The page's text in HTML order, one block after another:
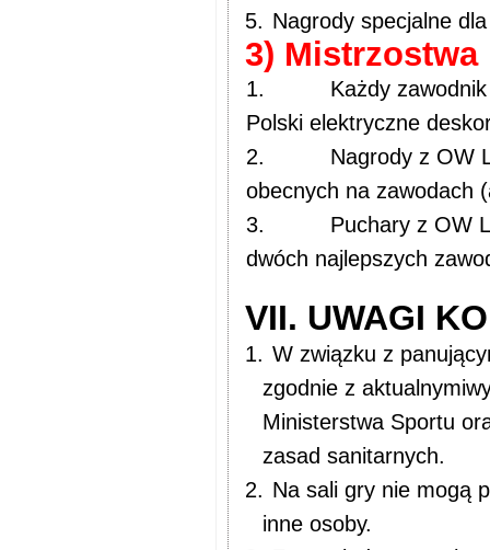
5. Nagrody specjalne
3)
1.
Każdy
Polski elektryczne
2.
Nagrody z OW
obecnych na zawodach
3.
Puchary z OW
dwóch najlepszych
VII. UWAGI
1. W związku z
zgodnie z
Ministerstwa Sportu
zasad sanitarnych.
2. Na sali gry nie mogą
inne osoby.